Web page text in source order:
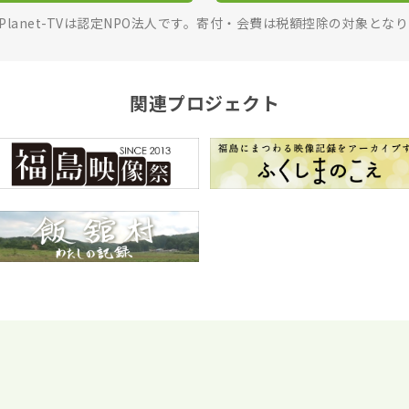
TVは認定NPO法人です。寄付・会費は税額控除の対象とな
関連プロジェクト